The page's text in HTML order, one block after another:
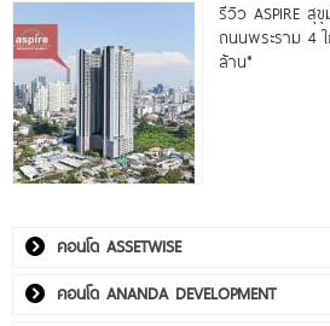
รีวิว ASPIRE สุ
ถนนพระราม 4 ใ
ล้าน*
คอนโด ASSETWISE
คอนโด ANANDA DEVELOPMENT